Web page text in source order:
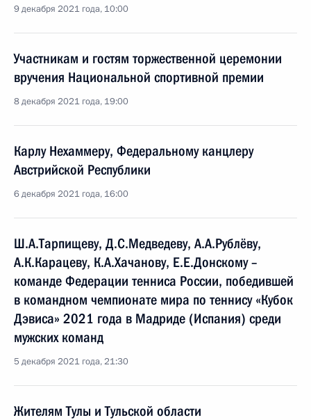
9 декабря 2021 года, 10:00
Участникам и гостям торжественной церемонии
вручения Национальной спортивной премии
8 декабря 2021 года, 19:00
Карлу Нехаммеру, Федеральному канцлеру
Австрийской Республики
6 декабря 2021 года, 16:00
Ш.А.Тарпищеву, Д.С.Медведеву, А.А.Рублёву,
А.К.Карацеву, К.А.Хачанову, Е.Е.Донскому –
команде Федерации тенниса России, победившей
в командном чемпионате мира по теннису «Кубок
Дэвиса» 2021 года в Мадриде (Испания) среди
мужских команд
5 декабря 2021 года, 21:30
Жителям Тулы и Тульской области